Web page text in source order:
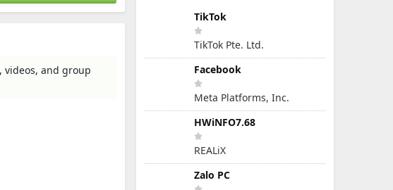
videos, and group
TikTok
TikTok Pte. Ltd.
Facebook
Meta Platforms, Inc.
HWiNFO7.68
REALiX
Zalo PC